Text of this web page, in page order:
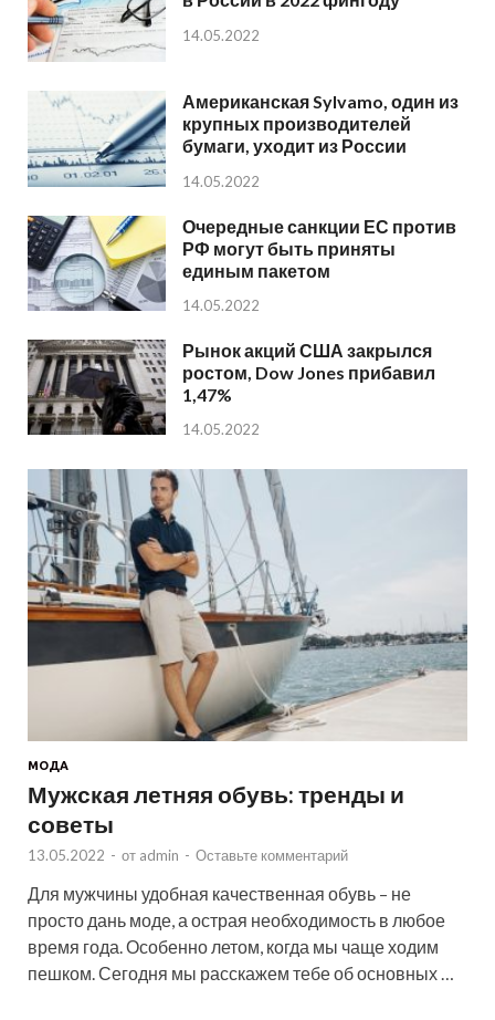
14.05.2022
Американская Sylvamo, один из
крупных производителей
бумаги, уходит из России
14.05.2022
Очередные санкции ЕС против
РФ могут быть приняты
единым пакетом
14.05.2022
Рынок акций США закрылся
ростом, Dow Jones прибавил
1,47%
14.05.2022
МОДА
Мужская летняя обувь: тренды и
советы
13.05.2022 - от admin - Оставьте комментарий
Для мужчины удобная качественная обувь – не
просто дань моде, а острая необходимость в любое
время года. Особенно летом, когда мы чаще ходим
пешком. Сегодня мы расскажем тебе об основных …